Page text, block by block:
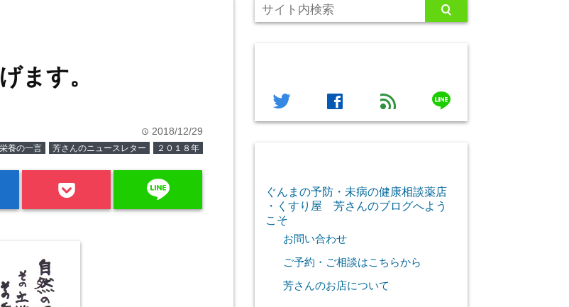
ます。
time 2018/12/29
養の一言 芳さんのニュースレター ２０１８年
line
twitter facebook feed line
ぐんまの予防・未病の健康相談薬店
・くすり屋 芳さんのブログへよう
こそ
お問い合わせ
ご予約・ご相談はこちらから
芳さんのお店について